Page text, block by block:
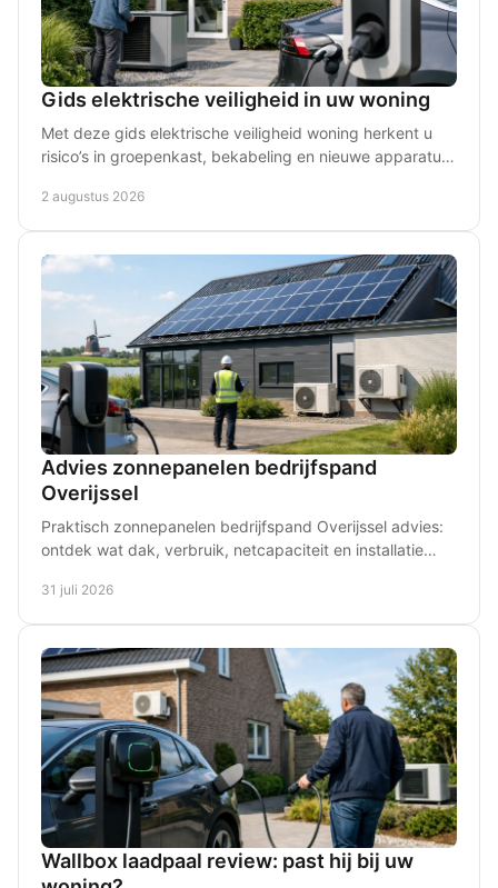
Gids elektrische veiligheid in uw woning
Met deze gids elektrische veiligheid woning herkent u
risico’s in groepenkast, bekabeling en nieuwe apparatuur
2 augustus 2026
Advies zonnepanelen bedrijfspand
Overijssel
Praktisch zonnepanelen bedrijfspand Overijssel advies:
ontdek wat dak, verbruik, netcapaciteit en installatie
31 juli 2026
Wallbox laadpaal review: past hij bij uw